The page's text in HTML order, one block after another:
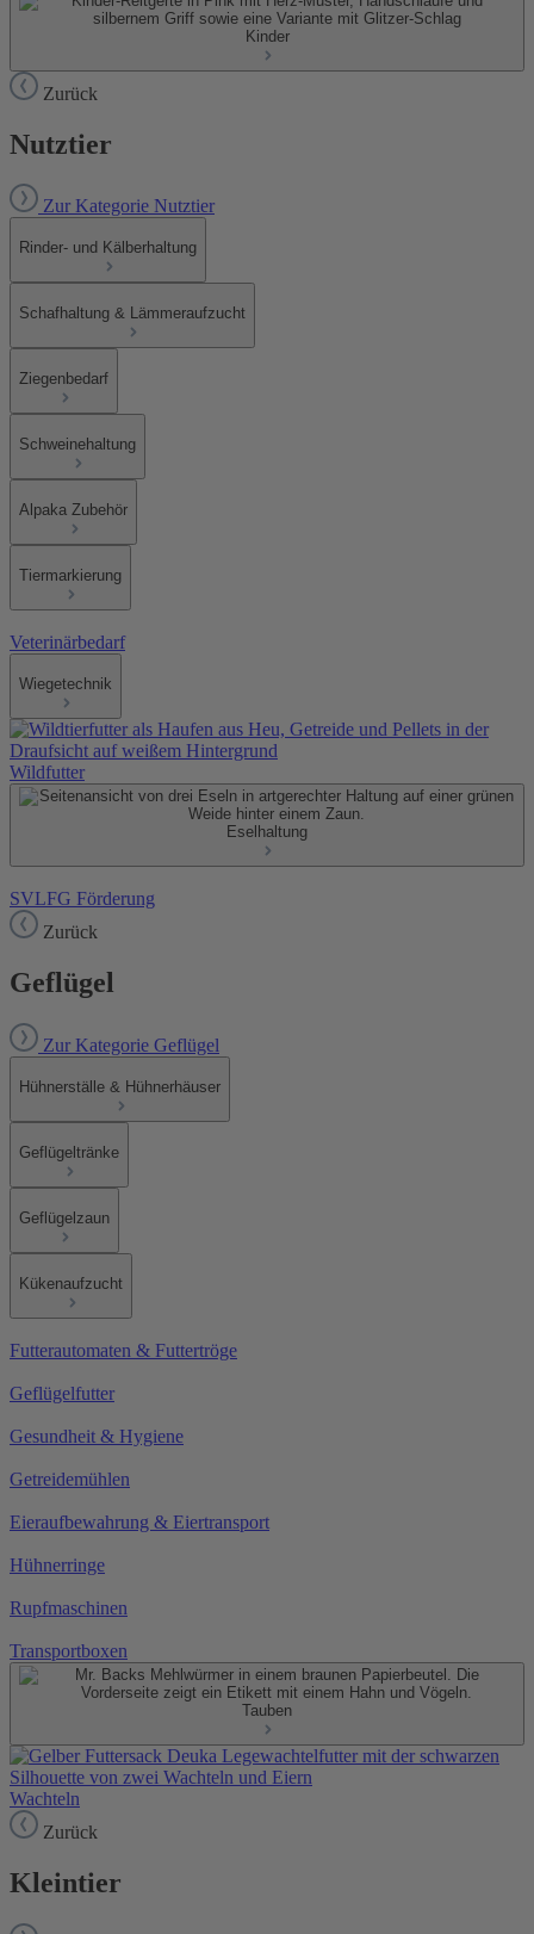
Kinder
Zurück
Nutztier
Zur Kategorie Nutztier
Rinder- und Kälberhaltung
Schafhaltung & Lämmeraufzucht
Ziegenbedarf
Schweinehaltung
Alpaka Zubehör
Tiermarkierung
Veterinärbedarf
Wiegetechnik
Wildfutter
Eselhaltung
SVLFG Förderung
Zurück
Geflügel
Zur Kategorie Geflügel
Hühnerställe & Hühnerhäuser
Geflügeltränke
Geflügelzaun
Kükenaufzucht
Futterautomaten & Futtertröge
Geflügelfutter
Gesundheit & Hygiene
Getreidemühlen
Eieraufbewahrung & Eiertransport
Hühnerringe
Rupfmaschinen
Transportboxen
Tauben
Wachteln
Zurück
Kleintier